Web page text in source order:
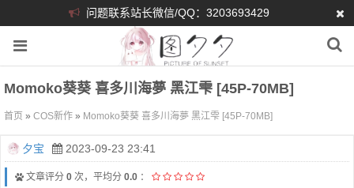
问题联系站长微信/QQ：3203693429
Momoko葵葵 喜多川海夢 黑江雫 [45P-70MB]
首页 » COS新作 » Momoko葵葵 喜多川海夢 黑江雫 [45P-70MB]
夕宝 2023-09-23 23:41
文章评分 0 次，平均分 0.0 ：